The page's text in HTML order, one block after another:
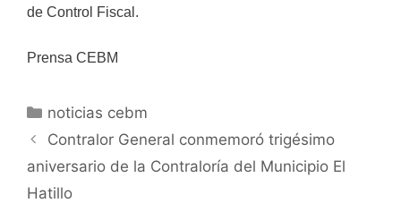
de Control Fiscal.
Prensa CEBM
noticias cebm
Contralor General conmemoró trigésimo
aniversario de la Contraloría del Municipio El
Hatillo